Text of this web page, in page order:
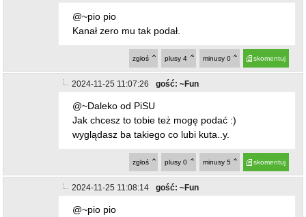
@~pio pio
Kanał zero mu tak podał.
skomentuj
minusy 0
plusy 4
zgłoś
2024-11-25 11:07:26 gość: ~Fun
@~Daleko od PiSU
Jak chcesz to tobie też mogę podać :)
wyglądasz ba takiego co lubi kuta..y.
skomentuj
minusy 5
plusy 0
zgłoś
2024-11-25 11:08:14 gość: ~Fun
@~pio pio